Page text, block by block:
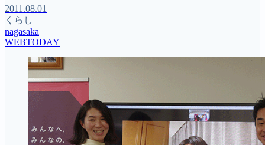
2011.08.01
くらし
nagasaka
WEBTODAY